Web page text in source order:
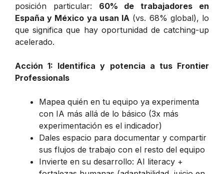
posición particular: 60% de trabajadores en
España y México ya usan IA (vs. 68% global), lo
que significa que hay oportunidad de catching-up
acelerado.
Acción 1: Identifica y potencia a tus Frontier
Professionals
Mapea quién en tu equipo ya experimenta
con IA más allá de lo básico (3x más
experimentación es el indicador)
Dales espacio para documentar y compartir
sus flujos de trabajo con el resto del equipo
Invierte en su desarrollo: AI literacy +